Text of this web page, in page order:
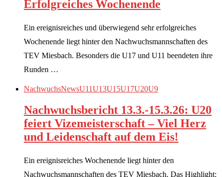
Erfolgreiches Wochenende
Ein ereignisreiches und überwiegend sehr erfolgreiches
Wochenende liegt hinter den Nachwuchsmannschaften des
TEV Miesbach. Besonders die U17 und U11 beendeten ihre
Runden …
NachwuchsNewsU11U13U15U17U20U9
Nachwuchsbericht 13.3.-15.3.26: U20
feiert Vizemeisterschaft – Viel Herz
und Leidenschaft auf dem Eis!
Ein ereignisreiches Wochenende liegt hinter den
Nachwuchsmannschaften des TEV Miesbach. Das Highlight: